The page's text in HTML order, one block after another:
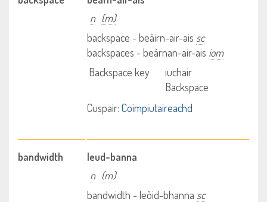
n (m)
backspace - beàirn-air-ais sc
backspaces - beàrnan-air-ais iom
Backspace key
iuchair
Backspace
Cuspair: Coimpiutaireachd
bandwidth
leud-banna
n (m)
bandwidth - leòid-bhanna sc